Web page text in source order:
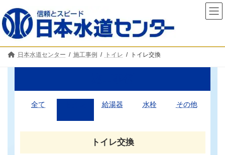
ン
テ
ン
へ
ビ
ゲ
ー
ョ
日本水道センター 施工事例 トイレ トイレ交換
全て 給湯器 水栓 その他
トイレ交換